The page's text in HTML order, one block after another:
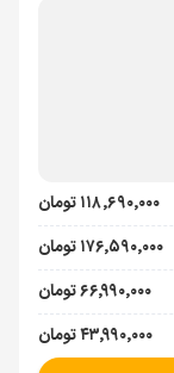
۱۱۸٬۶۹۰٬۰۰۰ تومان
۱۷۶٬۵۹۰٬۰۰۰ تومان
۶۶٬۹۹۰٬۰۰۰ تومان
۴۳٬۹۹۰٬۰۰۰ تومان